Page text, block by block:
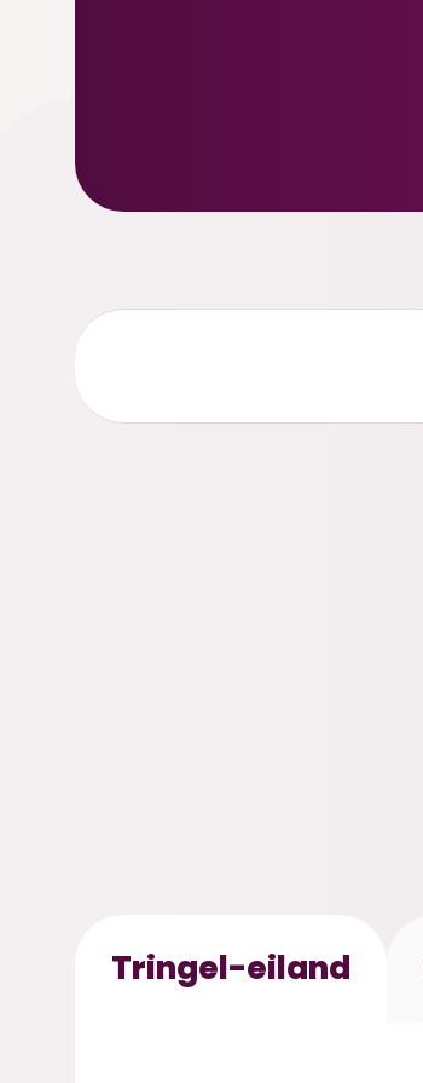
Tringel-eiland